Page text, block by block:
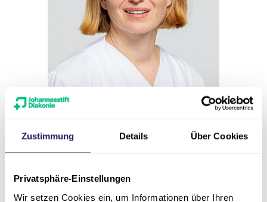
Zustimmung Details Über Cookies
Privatsphäre-Einstellungen
Wir setzen Cookies ein, um Informationen über Ihren
Nicole Neveling